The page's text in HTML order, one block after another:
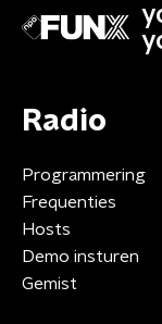
Radio
Programmering
Frequenties
Hosts
Demo insturen
Gemist